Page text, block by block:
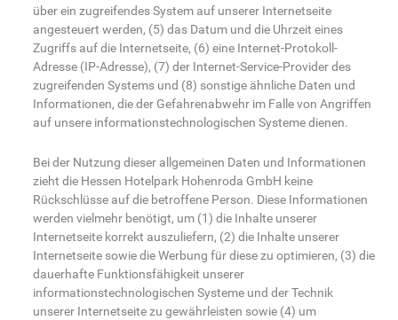
über ein zugreifendes System auf unserer Internetseite
angesteuert werden, (5) das Datum und die Uhrzeit eines
Zugriffs auf die Internetseite, (6) eine Internet-Protokoll-
Adresse (IP-Adresse), (7) der Internet-Service-Provider des
zugreifenden Systems und (8) sonstige ähnliche Daten und
Informationen, die der Gefahrenabwehr im Falle von Angriffen
auf unsere informationstechnologischen Systeme dienen.
Bei der Nutzung dieser allgemeinen Daten und Informationen
zieht die Hessen Hotelpark Hohenroda GmbH keine
Rückschlüsse auf die betroffene Person. Diese Informationen
werden vielmehr benötigt, um (1) die Inhalte unserer
Internetseite korrekt auszuliefern, (2) die Inhalte unserer
Internetseite sowie die Werbung für diese zu optimieren, (3) die
dauerhafte Funktionsfähigkeit unserer
informationstechnologischen Systeme und der Technik
unserer Internetseite zu gewährleisten sowie (4) um